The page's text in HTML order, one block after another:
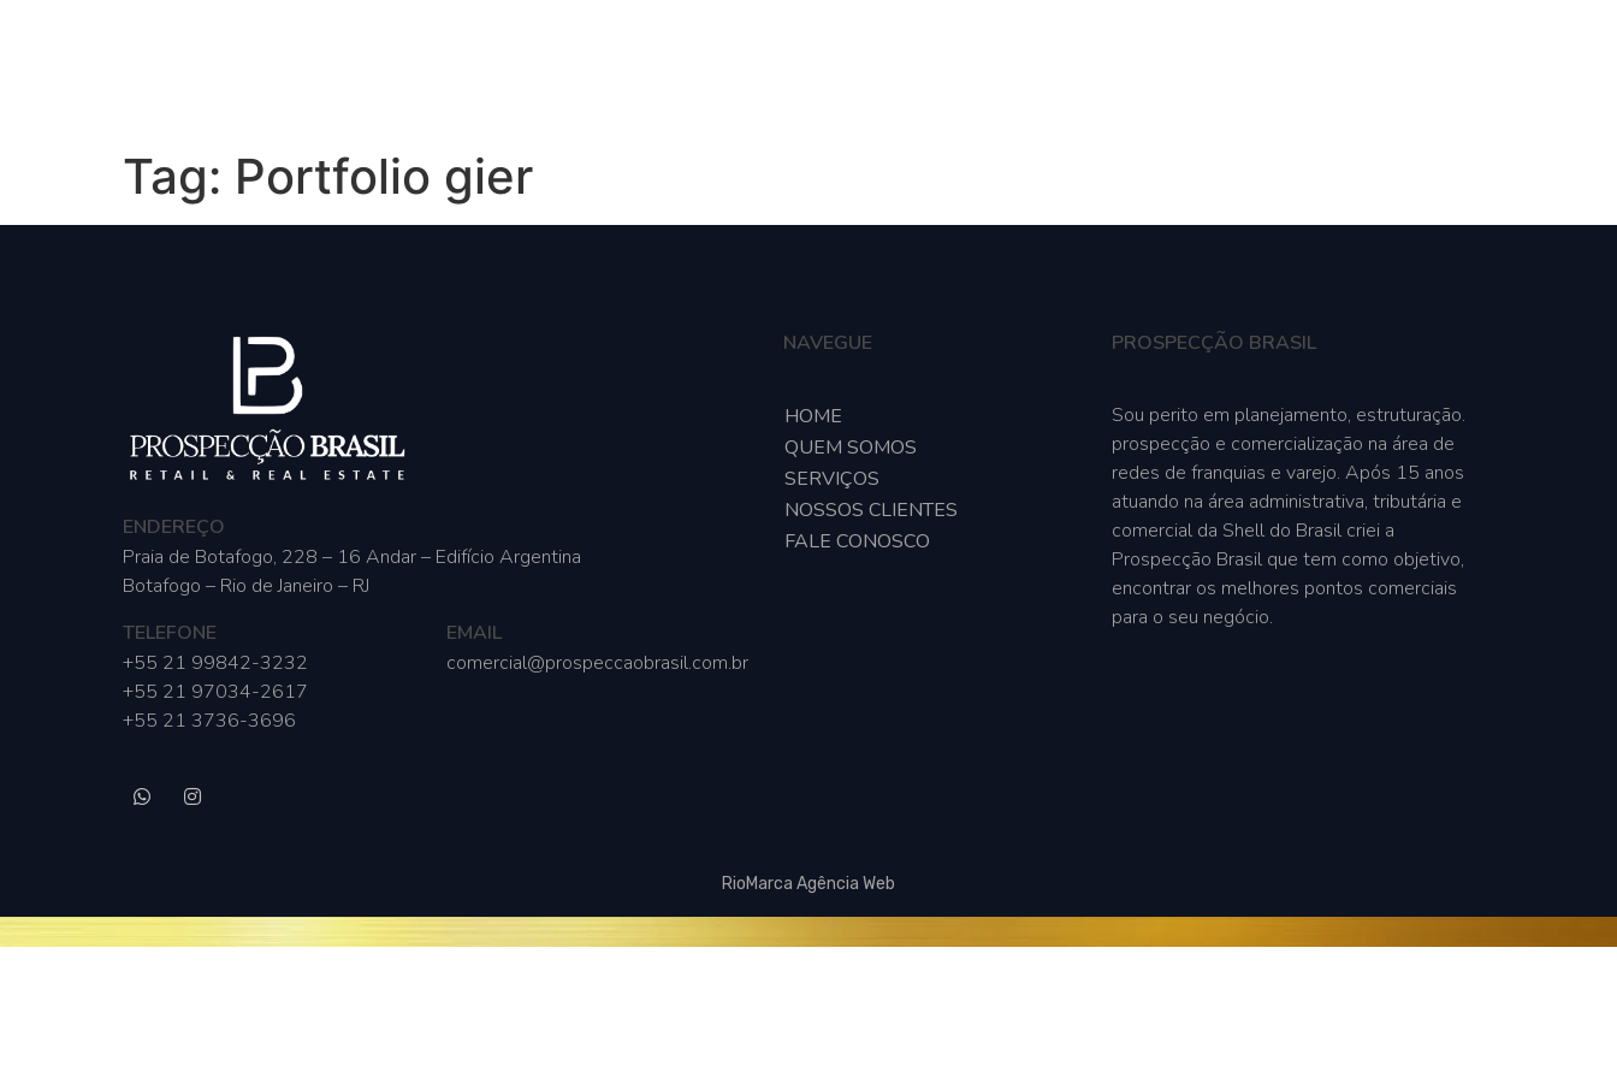
Tag: Portfolio gier
ENDEREÇO
Praia de Botafogo, 228 – 16 Andar – Edifício Argentina
Botafogo – Rio de Janeiro – RJ
TELEFONE
+55 21 99842-3232
+55 21 97034-2617
+55 21 3736-3696
EMAIL
comercial@prospeccaobrasil.com.br
NAVEGUE
HOME
QUEM SOMOS
SERVIÇOS
NOSSOS CLIENTES
FALE CONOSCO
PROSPECÇÃO BRASIL
Sou perito em planejamento, estruturação.
prospecção e comercialização na área de
redes de franquias e varejo. Após 15 anos
atuando na área administrativa, tributária e
comercial da Shell do Brasil criei a
Prospecção Brasil que tem como objetivo,
encontrar os melhores pontos comerciais
para o seu negócio.
RioMarca Agência Web